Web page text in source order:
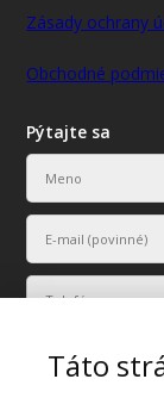
Zásady ochrany
Obchodné
Pýtajte sa
Táto